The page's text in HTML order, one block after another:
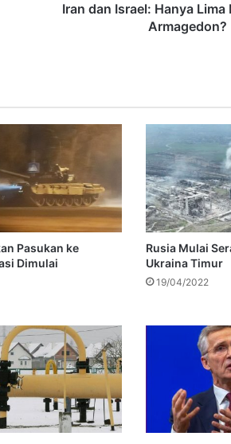
Iran dan Israel: Hanya
Armagedon?
Pasukan ke
Dimulai
Rusia Mulai
Ukraina Timur
19/04/2022